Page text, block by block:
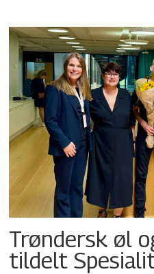
Trøndersk øl
tildelt